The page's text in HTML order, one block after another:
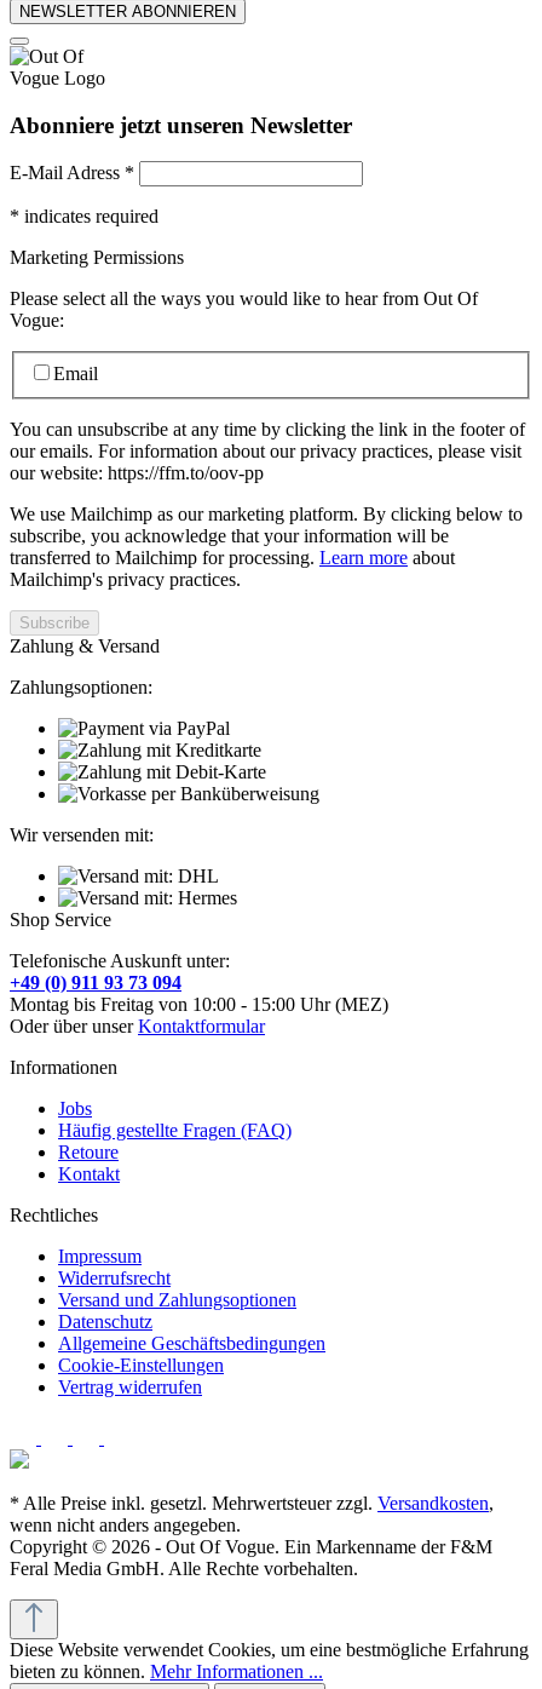
NEWSLETTER ABONNIEREN
Abonniere jetzt unseren Newsletter
E-Mail Adress *
* indicates required
Marketing Permissions
Please select all the ways you would like to hear from Out Of
Vogue:
Email
You can unsubscribe at any time by clicking the link in the footer of
our emails. For information about our privacy practices, please visit
our website: https://ffm.to/oov-pp
We use Mailchimp as our marketing platform. By clicking below to
subscribe, you acknowledge that your information will be
transferred to Mailchimp for processing. Learn more about
Mailchimp's privacy practices.
Zahlung & Versand
Zahlungsoptionen:
Wir versenden mit:
Shop Service
Telefonische Auskunft unter:
+49 (0) 911 93 73 094
Montag bis Freitag von 10:00 - 15:00 Uhr (MEZ)
Oder über unserKontaktformular
Informationen
Jobs
Häufig gestellte Fragen (FAQ)
Retoure
Kontakt
Rechtliches
Impressum
Widerrufsrecht
Versand und Zahlungsoptionen
Datenschutz
Allgemeine Geschäftsbedingungen
Cookie-Einstellungen
Vertrag widerrufen
* Alle Preise inkl. gesetzl. Mehrwertsteuer zzgl. Versandkosten,
wenn nicht anders angegeben.
Copyright © 2026 - Out Of Vogue. Ein Markenname der F&M
Feral Media GmbH. Alle Rechte vorbehalten.
Diese Website verwendet Cookies, um eine bestmögliche Erfahrung
bieten zu können. Mehr Informationen ...